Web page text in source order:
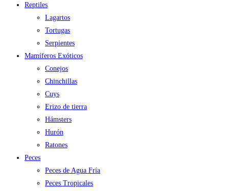
Reptiles
Lagartos
Tortugas
Serpientes
Mamíferos Exóticos
Conejos
Chinchillas
Cuys
Erizo de tierra
Hámsters
Hurón
Ratones
Peces
Peces de Agua Fría
Peces Tropicales